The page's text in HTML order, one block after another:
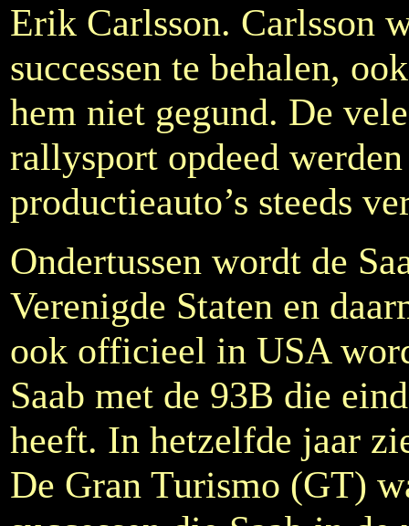
Erik Carlsson. Carlsson
successen te behalen,
hem niet gegund. De
rallysport opdeed
productieauto’s steeds
Ondertussen wordt de
Verenigde Staten en
ook officieel in USA
Saab met de 93B die
heeft. In hetzelfde jaar
De Gran Turismo (GT)